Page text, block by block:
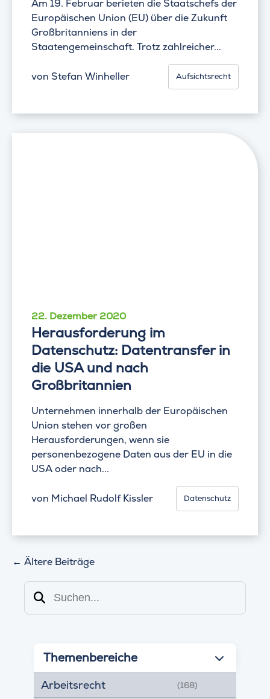
Am 19. Februar berieten die Staatschefs der
Europäischen Union (EU) über die Zukunft
Großbritanniens in der
Staatengemeinschaft. Trotz zahlreicher...
von Stefan Winheller Aufsichtsrecht
22. Dezember 2020
Herausforderung im
Datenschutz: Datentransfer in
die USA und nach
Großbritannien
Unternehmen innerhalb der Europäischen
Union stehen vor großen
Herausforderungen, wenn sie
personenbezogene Daten aus der EU in die
USA oder nach...
von Michael Rudolf Kissler Datenschutz
← Ältere Beiträge
Suchen
Themenbereiche
Arbeitsrecht (168)